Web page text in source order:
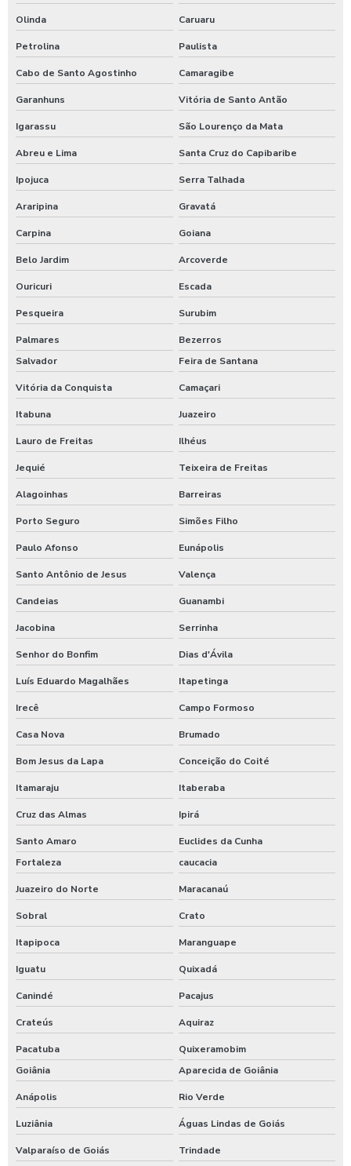
Olinda Caruaru
Petrolina Paulista
Cabo de Santo Agostinho Camaragibe
Garanhuns Vitória de Santo Antão
Igarassu São Lourenço da Mata
Abreu e Lima Santa Cruz do Capibaribe
Ipojuca Serra Talhada
Araripina Gravatá
Carpina Goiana
Belo Jardim Arcoverde
Ouricuri Escada
Pesqueira Surubim
Palmares
Bezerros
Salvador
Feira de Santana
Vitória da Conquista Camaçari
Itabuna Juazeiro
Lauro de Freitas Ilhéus
Jequié Teixeira de Freitas
Alagoinhas Barreiras
Porto Seguro Simões Filho
Paulo Afonso Eunápolis
Santo Antônio de Jesus Valença
Candeias Guanambi
Jacobina Serrinha
Senhor do Bonfim Dias d'Ávila
Luís Eduardo Magalhães Itapetinga
Irecê Campo Formoso
Casa Nova Brumado
Bom Jesus da Lapa Conceição do Coité
Itamaraju Itaberaba
Cruz das Almas Ipirá
Santo Amaro
Euclides da Cunha
Fortaleza
caucacia
Juazeiro do Norte Maracanaú
Sobral Crato
Itapipoca Maranguape
Iguatu Quixadá
Canindé Pacajus
Crateús Aquiraz
Pacatuba
Quixeramobim
Goiânia
Aparecida de Goiânia
Anápolis Rio Verde
Luziânia Águas Lindas de Goiás
Valparaíso de Goiás Trindade